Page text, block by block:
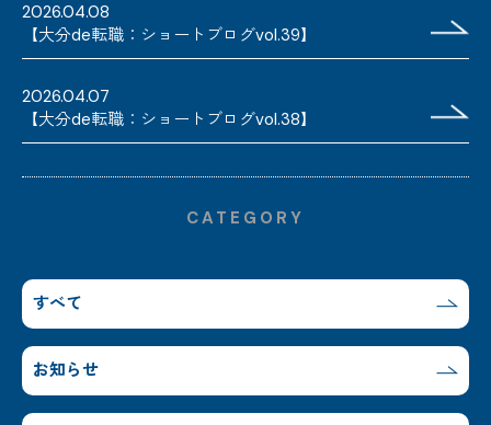
2026.04.08
【大分de転職：ショートブログvol.39】
2026.04.07
【大分de転職：ショートブログvol.38】
CATEGORY
すべて
お知らせ